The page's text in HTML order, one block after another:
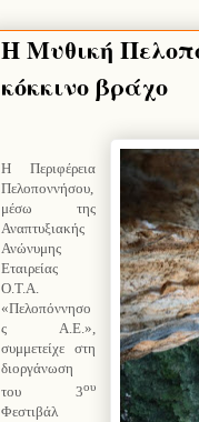
Η Μυθική
κόκκινο βράχο
Η Περιφέρεια
Πελοποννήσου,
μέσω της
Αναπτυξιακής
Ανώνυμης
Εταιρείας
Ο.Τ.Α.
«Πελοπόννησο
ς Α.Ε.»,
συμμετείχε στη
διοργάνωση
του 3ου
Φεστιβάλ